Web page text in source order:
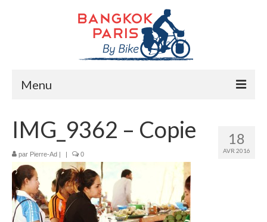
Menu
Préparation bike trip
La route
Mes rencontres
Me soutenir
18
AVR 2016
IMG_9362 – Copie
par Pierre-Ad | | 0